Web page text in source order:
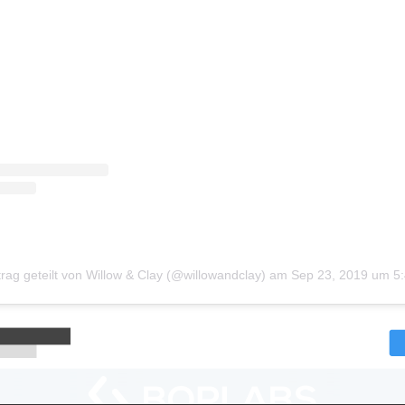
geteilt von Willow & Clay (@willowandclay) am Sep 23, 2019 um